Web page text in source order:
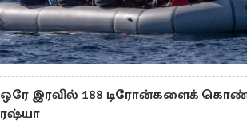
ஒரே இரவில் 188 டிரோன்களைக்
ரஷ்யா